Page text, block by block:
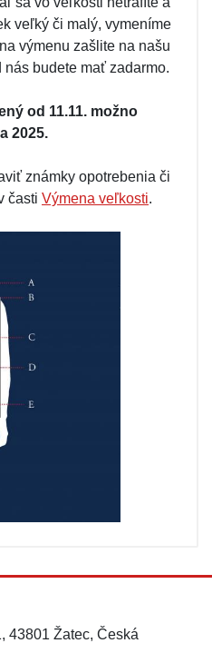
veľký či malý, vymeníme
výmenu zašlite na našu
budete mať zadarmo.
od 11.11. možno
2025.
známky opotrebenia či
časti Výmena veľkosti.
43801 Žatec, Česká